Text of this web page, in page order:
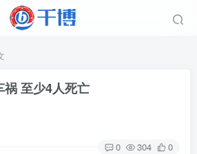
祸 至少4人死亡
0 304 0